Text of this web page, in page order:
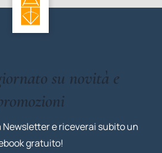
su novità e
e riceverai subito un
gratuito!